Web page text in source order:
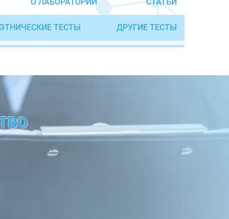
ТЕСТЫ ДРУГИЕ ТЕСТЫ